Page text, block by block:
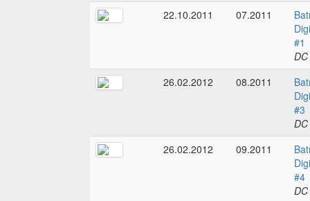
22.10.2011
07.2011
#1
26.02.2012
08.2011
#3
26.02.2012
09.2011
#4